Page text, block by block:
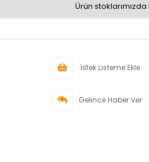
Ürün stoklarımızda
İstek Listeme Ekle
Gelince Haber Ver